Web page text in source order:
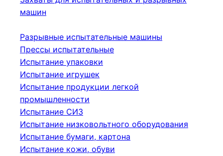
машин
Разрывные испытательные машины
Прессы испытательные
Испытание упаковки
Испытание игрушек
Испытание продукции легкой
промышленности
Испытание СИЗ
Испытание низковольтного оборудования
Испытание бумаги, картона
Испытание кожи, обуви